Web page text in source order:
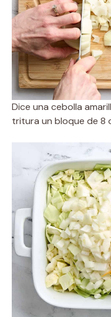
Dice una cebolla
tritura un bloque de 8